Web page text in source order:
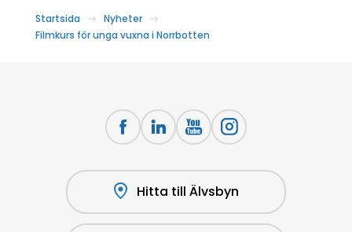
Startsida
Nyheter
Filmkurs för unga vuxna i Norrbotten
Hitta till Älvsbyn